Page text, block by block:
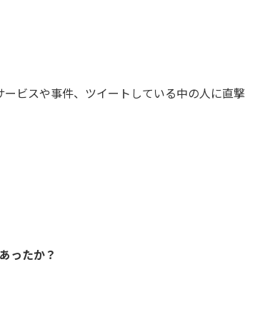
ビスや事件、ツイートしている中の人に直撃
ったか？